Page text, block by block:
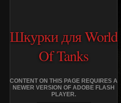
Шкурки для World
Of Tanks
CONTENT ON THIS PAGE REQUIRES A
NEWER VERSION OF ADOBE FLASH
PLAYER.